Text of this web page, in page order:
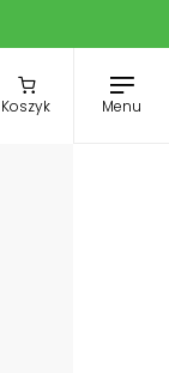
Koszyk Menu